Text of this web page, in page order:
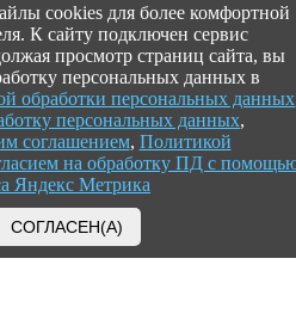
cookies для более комфортной
К сайту подключен сервис
просмотр страниц сайта, вы
персональных данных в
обработки персональных данных
персональных данных,
соглашением, Политикой
на обработку ПД с
Яндекс Метрика
СОГЛАСЕН(А)